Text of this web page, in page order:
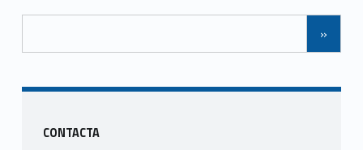
Posts Navigation
»
Sidebar
CONTACTA